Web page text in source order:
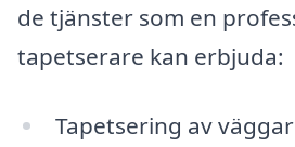
de tjänster som en
tapetserare kan erbjuda:
Tapetsering av